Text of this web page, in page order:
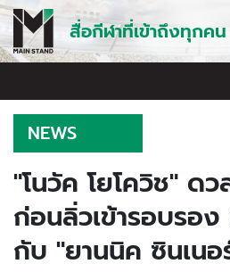
สื่อกีฬาที่เข้าถึงทุกคน
NEWS
"โนวัค โยโควิช" ด
ก่อนลิ่วเข้ารอบรอ
กับ "ยานนิค ซินเนอ